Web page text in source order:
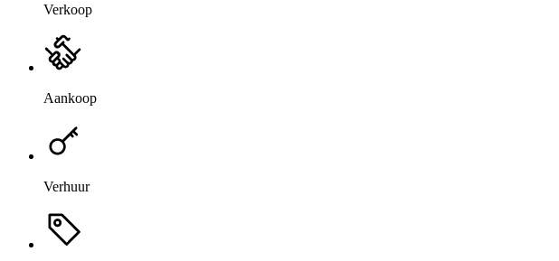
Verkoop
Aankoop
Verhuur